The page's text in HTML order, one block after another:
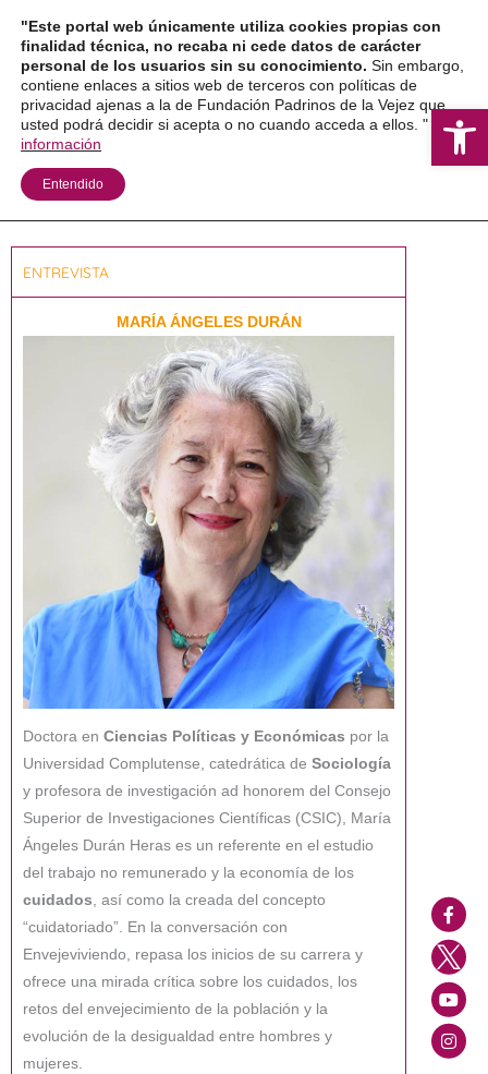
ENTREVISTA
MARÍA ÁNGELES DURÁN
Doctora en Ciencias Políticas y Económicas por la
Universidad Complutense, catedrática de Sociología
y profesora de investigación ad honorem del Consejo
Superior de Investigaciones Científicas (CSIC), María
Ángeles Durán Heras es un referente en el estudio
del trabajo no remunerado y la economía de los
cuidados, así como la creada del concepto
“cuidatoriado”. En la conversación con
Envejeviviendo, repasa los inicios de su carrera y
ofrece una mirada crítica sobre los cuidados, los
retos del envejecimiento de la población y la
evolución de la desigualdad entre hombres y
mujeres.
"Este portal web únicamente utiliza cookies propias con
finalidad técnica, no recaba ni cede datos de carácter
personal de los usuarios sin su conocimiento. Sin embargo,
contiene enlaces a sitios web de terceros con políticas de
privacidad ajenas a la de Fundación Padrinos de la Vejez que
usted podrá decidir si acepta o no cuando acceda a ellos. "
Más
información
Entendido